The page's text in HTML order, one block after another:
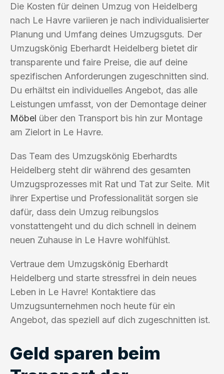
Die Kosten für deinen Umzug von Heidelberg
nach Le Havre variieren je nach individualisierter
Planung und Umfang deines Umzugsguts. Der
Umzugskönig Eberhardt Heidelberg bietet dir
transparente und faire Preise, die auf deine
spezifischen Anforderungen zugeschnitten sind.
Du erhältst ein individuelles Angebot, das alle
Leistungen umfasst, von der Demontage deiner
Möbel über den Transport bis hin zur Montage
am Zielort in Le Havre.
Das Team des Umzugskönig Eberhardts
Heidelberg steht dir während des gesamten
Umzugsprozesses mit Rat und Tat zur Seite. Mit
ihrer Expertise und Professionalität sorgen sie
dafür, dass dein Umzug reibungslos
vonstattengeht und du dich schnell in deinem
neuen Zuhause in Le Havre wohlfühlst.
Vertraue dem Umzugskönig Eberhardt
Heidelberg und starte stressfrei in dein neues
Leben in Le Havre! Kontaktiere das
Umzugsunternehmen noch heute für ein
Angebot, das speziell auf dich zugeschnitten ist.
Geld sparen beim